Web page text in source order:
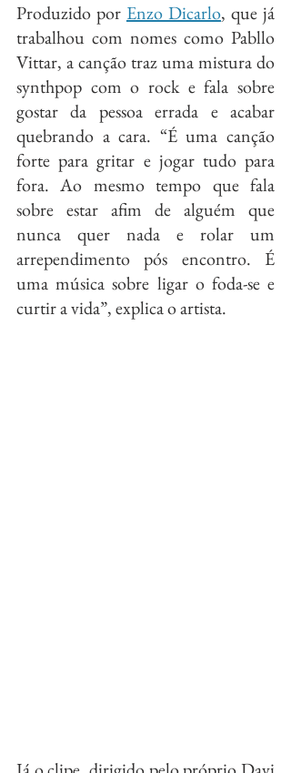
Produzido por Enzo Dicarlo, que já
trabalhou com nomes como Pabllo
Vittar, a canção traz uma mistura do
synthpop com o rock e fala sobre
gostar da pessoa errada e acabar
quebrando a cara. “É uma canção
forte para gritar e jogar tudo para
fora. Ao mesmo tempo que fala
sobre estar afim de alguém que
nunca quer nada e rolar um
arrependimento pós encontro. É
uma música sobre ligar o foda-se e
curtir a vida”, explica o artista.